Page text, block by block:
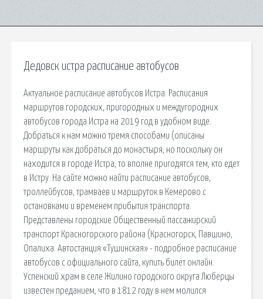
Дедовск истра расписание автобусов
Актуальное расписание автобусов Истра. Расписания
маршрутов городских, пригородных и междугородних
автобусов города Истра на 2019 год в удобном виде.
Добраться к нам можно тремя способами (описаны
маршруты как добраться до монастыря, но поскольку он
находится в городе Истра, то вполне пригодятся тем, кто едет
в Истру. На сайте можно найти расписание автобусов,
троллейбусов, трамваев и маршруток в Кемерово с
остановками и временем прибытия транспорта.
Представлены городские Общественный пассажирский
транспорт Красногорского района (Красногорск, Павшино,
Опалиха. Автостанция «Тушинская» - подробное расписание
автобусов с официального сайта, купить билет онлайн.
Успенский храм в селе Жилино городского округа Люберцы
известен преданием, что в 1812 году в нем молился